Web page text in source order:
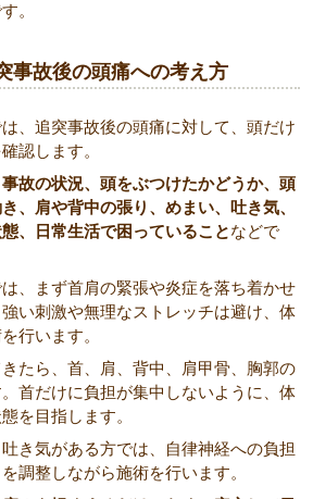
。
事故後の頭痛への考え方
、追突事故後の頭痛に対して、頭だけ
認します。
事故の状況、頭をぶつけたかどうか、頭
、肩や背中の張り、めまい、吐き気、
、日常生活で困っていることなどで
、まず首肩の緊張や炎症を落ち着かせ
い刺激や無理なストレッチは避け、体
行います。
たら、首、肩、背中、肩甲骨、胸郭の
首だけに負担が集中しないように、体
を目指します。
き気がある方では、自律神経への負担
調整しながら施術を行います。